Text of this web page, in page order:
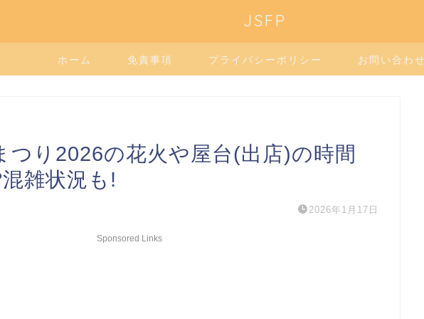
JSFP
ホーム 免責事項 プライバシーポリシー お問い合わ
つり2026の花火や屋台(出店)の時間
雑状況も!
2026年1月17日
Sponsored Links